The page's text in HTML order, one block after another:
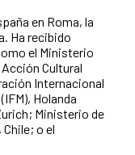
en Roma, la
Ha recibido
el Ministerio
Cultural
Internacional
Holanda
Ministerio de
o el